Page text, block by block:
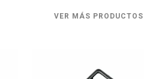
VER MÁS PRODUCTOS